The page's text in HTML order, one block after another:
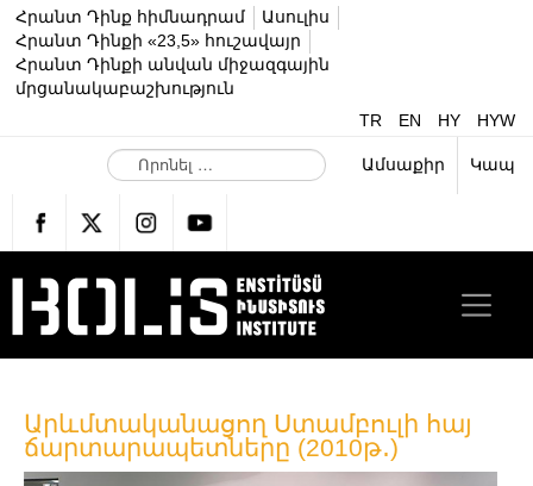
Հրանտ Դինք հիմնադրամ
Ասուլիս
Հրանտ Դինքի «23,5» հուշավայր
Հրանտ Դինքի անվան միջազգային
մրցանակաբաշխություն
TR
EN HY
HYW
Ո
ր
ե
Ամսաքիր Կապ
Արևմտականացող Ստամբուլի հայ
ճարտարապետները (2010թ․)